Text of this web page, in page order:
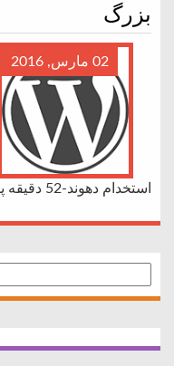
بزرگ
02 مارس, 2016
استخدام دهوند-52 دقیقه پیش موسیقی روز قدیر نیوز